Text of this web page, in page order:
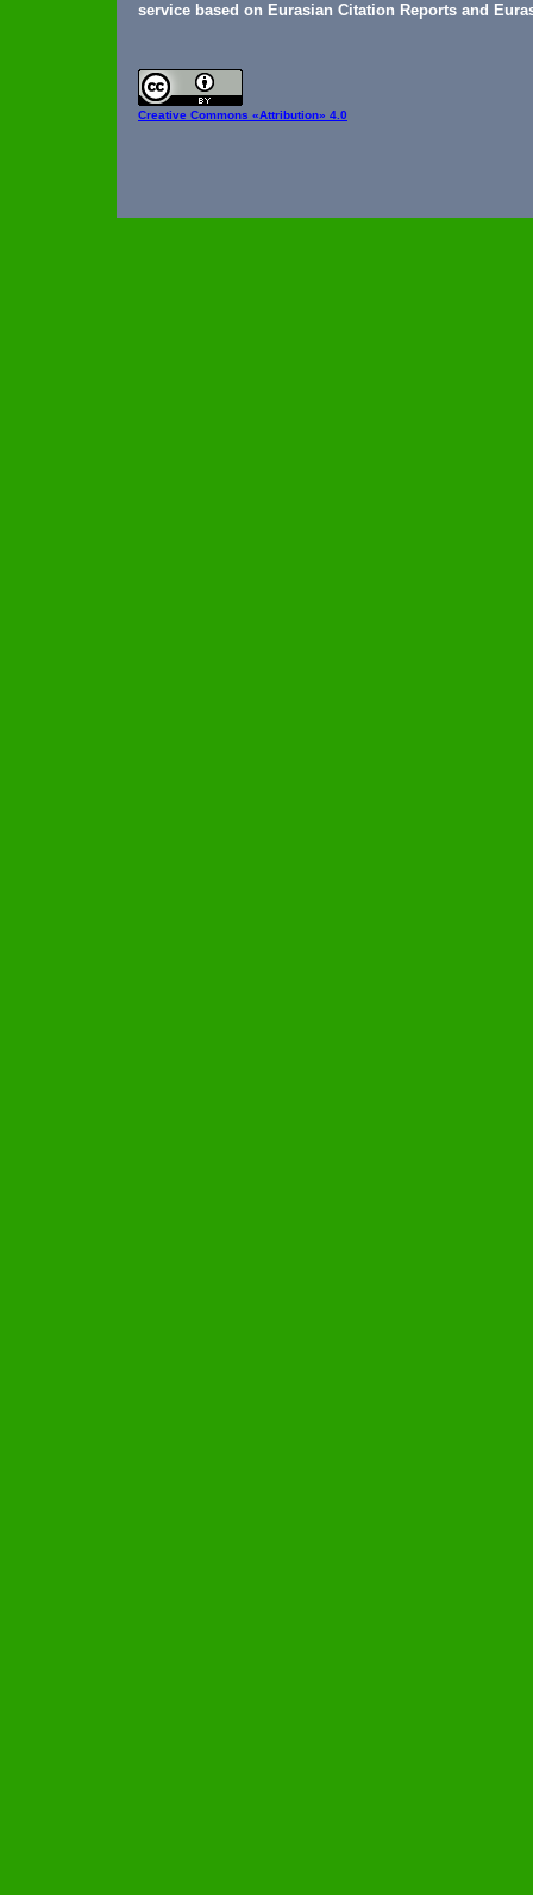
service based on Eurasian Citation Reports and
Creative Commons «Attribution» 4.0